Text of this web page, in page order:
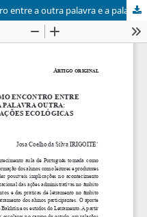
Aula de português como encontro entre a outra palavra e a palavra outra